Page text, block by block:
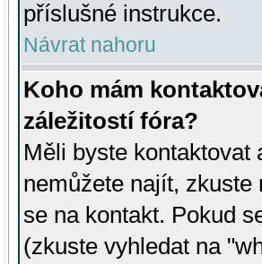
příslušné instrukce.
Návrat nahoru
Koho mám
záležitostí fóra?
Měli byste kontaktovat
nemůžete najít, zkuste
se na kontakt. Pokud
(zkuste vyhledat na